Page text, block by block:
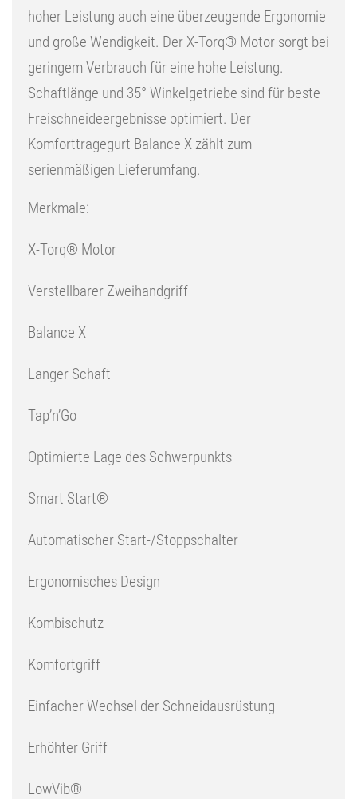
hoher Leistung auch eine überzeugende Ergonomie
und große Wendigkeit. Der X-Torq® Motor sorgt bei
geringem Verbrauch für eine hohe Leistung.
Schaftlänge und 35° Winkelgetriebe sind für beste
Freischneideergebnisse optimiert. Der
Komforttragegurt Balance X zählt zum
serienmäßigen Lieferumfang.
Merkmale:
X-Torq® Motor
Verstellbarer Zweihandgriff
Balance X
Langer Schaft
Tap’n’Go
Optimierte Lage des Schwerpunkts
Smart Start®
Automatischer Start-/Stoppschalter
Ergonomisches Design
Kombischutz
Komfortgriff
Einfacher Wechsel der Schneidausrüstung
Erhöhter Griff
LowVib®